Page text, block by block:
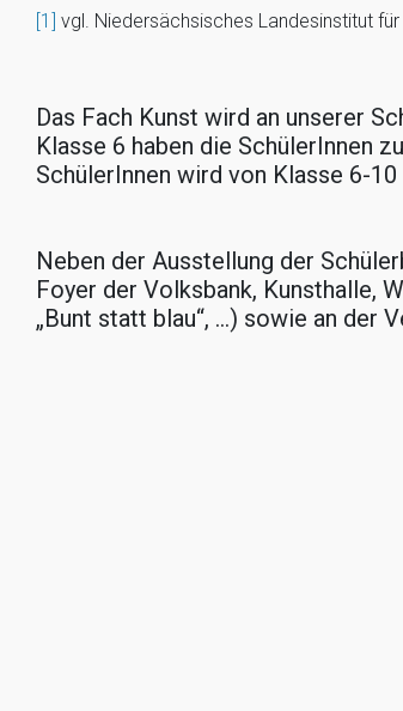
[1] vgl. Niedersächsisches Landesinstitut
Das Fach Kunst wird an unserer
Klasse 6 haben die SchülerInnen
SchülerInnen wird von Klasse 6-
Neben der Ausstellung der
Foyer der Volksbank, Kunsthalle,
„Bunt statt blau“, …) sowie an der